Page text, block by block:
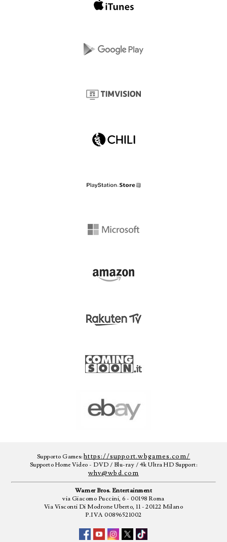
Supporto Games:https://support.wbgames.com/
Supporto Home Video - DVD / Blu-ray / 4k Ultra HD Support:
whv@wbd.com
Warner Bros. Entertainment
via Giacomo Puccini, 6 - 00198 Roma
Via Visconti Di Modrone Uberto, 11 - 20122 Milano
P.IVA 00896521002